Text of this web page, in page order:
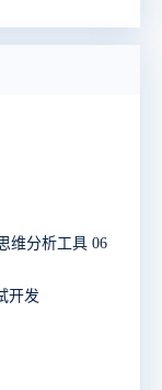
维分析工具 06
开发